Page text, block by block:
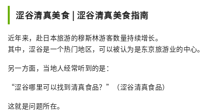
分享“美食体验”，让您的日本之旅更加丰富
多彩。
涩谷清真美食 | 涩谷清真美食指南
近年来，赴日本旅游的穆斯林游客数量持续增长。
其中，涩谷是一个热门地区，可以被认为是东京旅游业的中心。
另一方面，当地人经常听到的是：
“涩谷哪里可以找到清真食品？”（涩谷清真食品）
这就是问题所在。